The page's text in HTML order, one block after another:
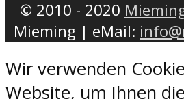
© 2010 - 2020
Mieming | eMail:
Wir verwenden
Website, um Ihnen